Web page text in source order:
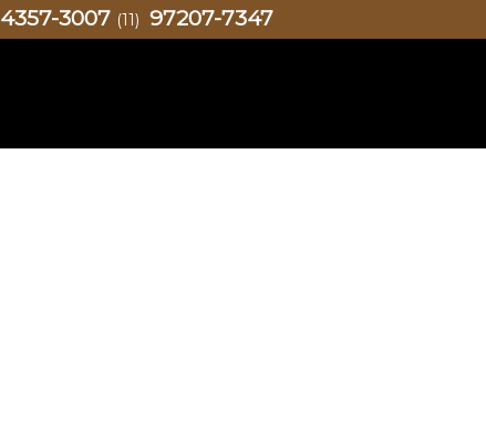
4357-3007 (11) 97207-7347